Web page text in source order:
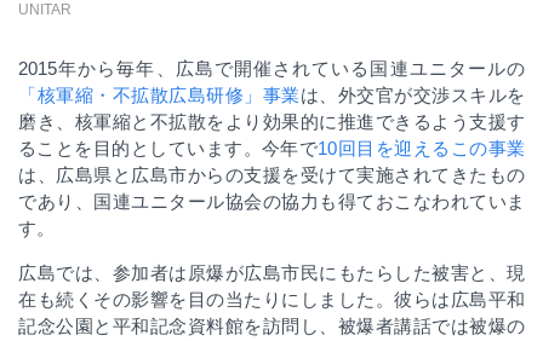
UNITAR
2015年から毎年、広島で開催されている国連ユニタールの
「核軍縮・不拡散広島研修」事業は、外交官が交渉スキルを
磨き、核軍縮と不拡散をより効果的に推進できるよう支援す
ることを目的としています。今年で10回目を迎えるこの事業
は、広島県と広島市からの支援を受けて実施されてきたもの
であり、国連ユニタール協会の協力も得ておこなわれていま
す。
広島では、参加者は原爆が広島市民にもたらした被害と、現
在も続くその影響を目の当たりにしました。彼らは広島平和
記念公園と平和記念資料館を訪問し、被爆者講話では被爆の